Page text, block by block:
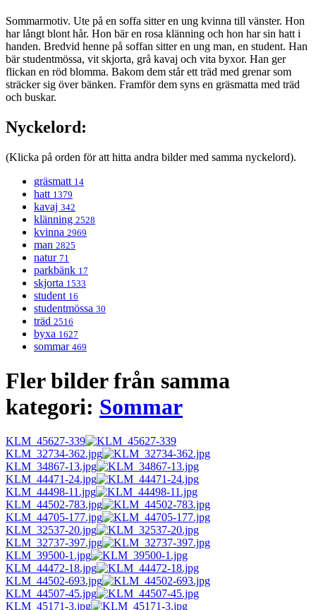
Sommarmotiv. Ute på en soffa sitter en ung kvinna till vänster. Hon
har långt blont hår. Hon bär en rosa klänning och hon har sin hatt i
handen. Bredvid henne på soffan sitter en ung man, en student. Han
bär studentmössa, vit skjorta, grå kavaj och vita byxor. Han ger
flickan en röd blomma. Bakom dem står ett träd med grenar som
sträcker sig över bänken. Framför dem syns en gräsmatta med träd
och buskar.
Nyckelord:
(Klicka på orden för att hitta andra bilder med samma nyckelord).
gräsmatt 14
hatt 1379
kavaj 342
klänning 2528
kvinna 2969
man 2825
natur 71
parkbänk 17
skjorta 1533
student 16
studentmössa 30
träd 2516
byxa 1627
sommar 469
Fler bilder från samma
kategori: Sommar
KLM_45627-339
KLM_32734-362.jpg
KLM_34867-13.jpg
KLM_44471-24.jpg
KLM_44498-11.jpg
KLM_44502-783.jpg
KLM_44705-177.jpg
KLM_32537-20.jpg
KLM_32737-397.jpg
KLM_39500-1.jpg
KLM_44472-18.jpg
KLM_44502-693.jpg
KLM_44507-45.jpg
KLM_45171-3.jpg